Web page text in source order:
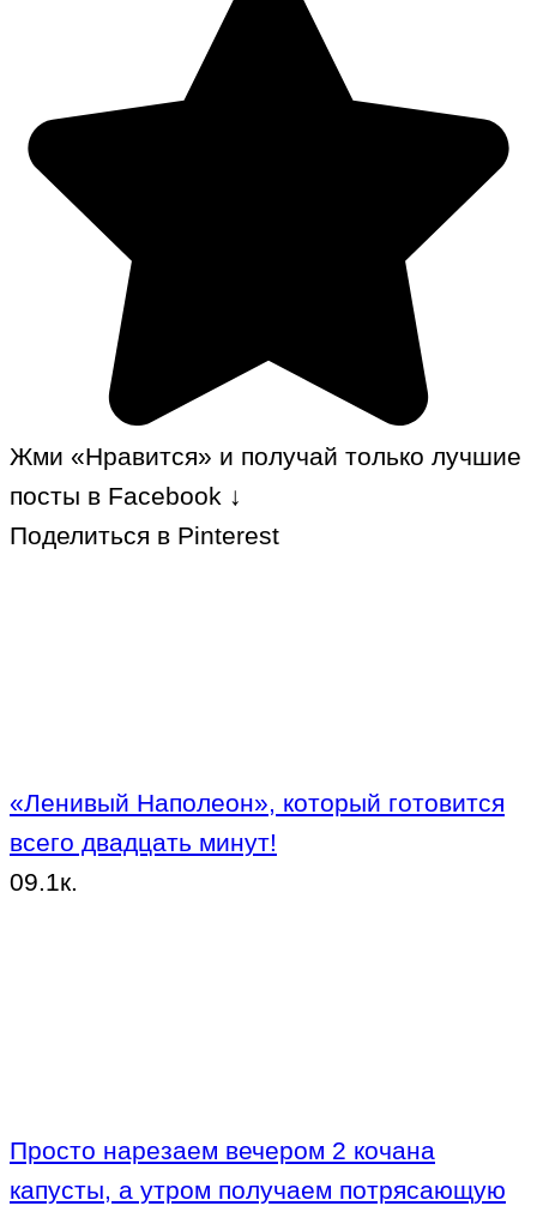
Жми «Нравится» и получай только лучшие
посты в Facebook ↓
Поделиться в Pinterest
«Ленивый Наполеон», который готовится
всего двадцать минут!
09.1к.
Просто нарезаем вечером 2 кочана
капусты, а утром получаем потрясающую